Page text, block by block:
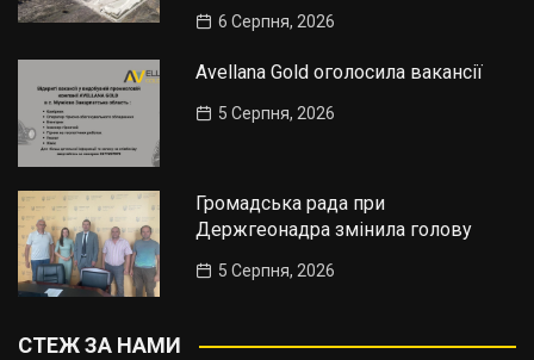
6 Серпня, 2026
Avellana Gold оголосила вакансії
5 Серпня, 2026
Громадська рада при
Держгеонадра змінила голову
5 Серпня, 2026
СТЕЖ ЗА НАМИ